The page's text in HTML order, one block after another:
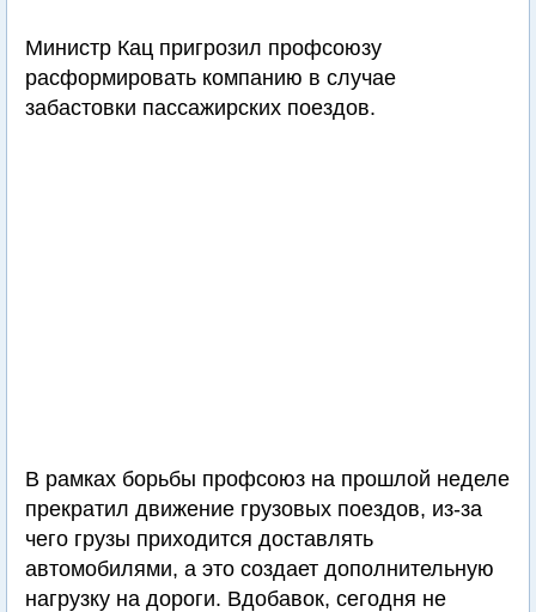
Министр Кац пригрозил профсоюзу
расформировать компанию в случае
забастовки пассажирских поездов.
В рамках борьбы профсоюз на прошлой неделе
прекратил движение грузовых поездов, из-за
чего грузы приходится доставлять
автомобилями, а это создает дополнительную
нагрузку на дороги. Вдобавок, сегодня не